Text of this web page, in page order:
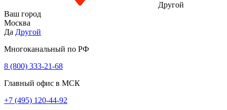
Другой
Ваш город
Москва
Да Другой
Многоканальный по РФ
8 (800) 333‑21-68
Главный офис в МСК
+7 (495) 120-44-92